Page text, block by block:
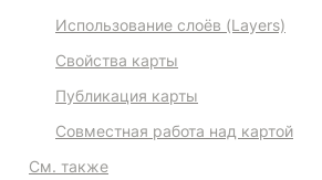
Использование слоёв (Layers)
Свойства карты
Публикация карты
Совместная работа над картой
См. также